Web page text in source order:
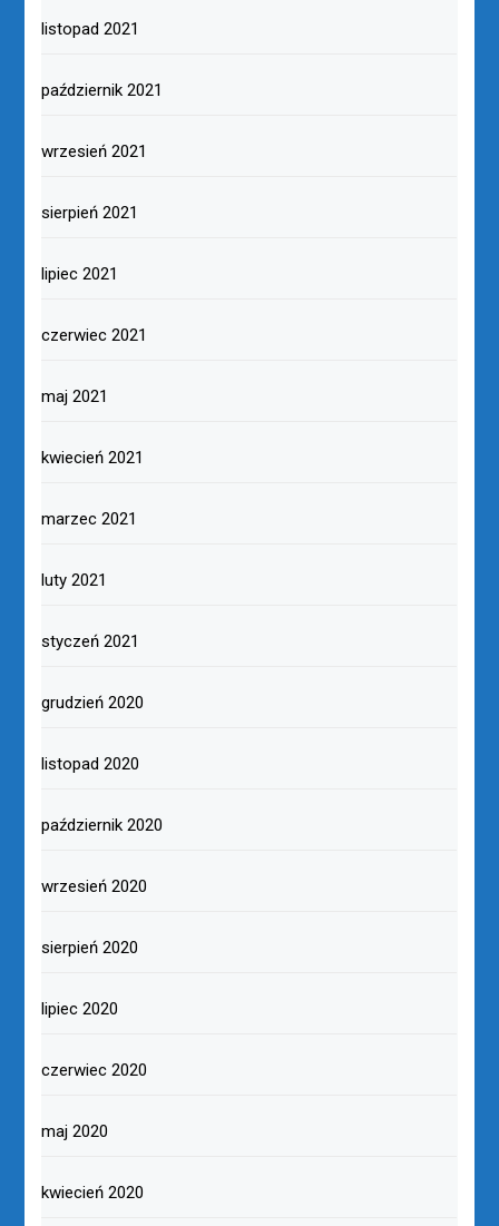
listopad 2021
październik 2021
wrzesień 2021
sierpień 2021
lipiec 2021
czerwiec 2021
maj 2021
kwiecień 2021
marzec 2021
luty 2021
styczeń 2021
grudzień 2020
listopad 2020
październik 2020
wrzesień 2020
sierpień 2020
lipiec 2020
czerwiec 2020
maj 2020
kwiecień 2020